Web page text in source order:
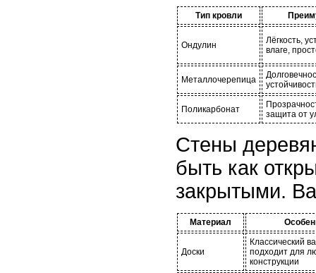
Тип кровли
Ондулин
Лёгкость,
влаге,
Металлочерепица
Поликарбонат
защита от
Стены
быть как
закрытыми.
Материал
Доски
Классический
подходит для
конструкции